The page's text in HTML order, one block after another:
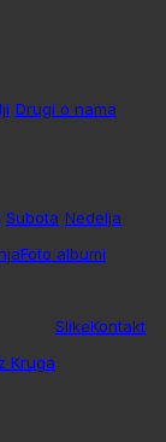
Drugi o nama
Subota Nedelja
Foto albumi
Kruga
SlikeKontakt